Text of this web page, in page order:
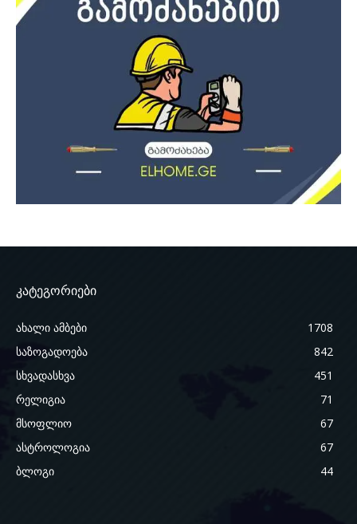
კატეგორიები
ახალი ამბები
1708
საზოგადოება
842
სხვადასხვა
451
რელიგია
71
მსოფლიო
67
ასტროლოგია
67
ბლოგი
44